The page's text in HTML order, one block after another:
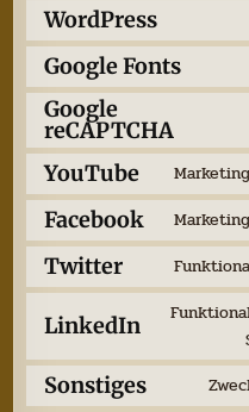
WordPress
Google Fonts
Google
reCAPTCHA
YouTube
Facebook
Twitter
LinkedIn
Sonstiges